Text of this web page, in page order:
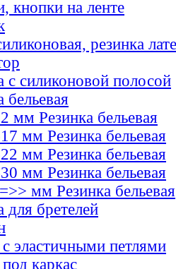
кнопки на ленте
резинка
с силиконовой полосой
бельевая
мм Резинка бельевая
мм Резинка бельевая
мм Резинка бельевая
мм Резинка бельевая
мм Резинка бельевая
для бретелей
эластичными петлями
каркас